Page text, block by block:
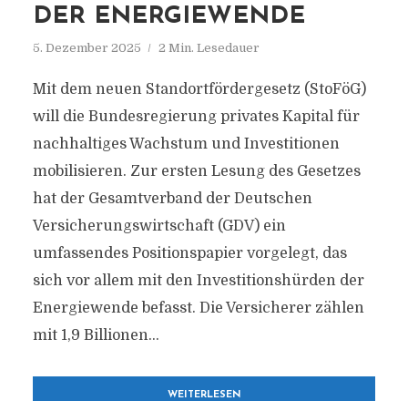
DER ENERGIEWENDE
5. Dezember 2025 2 Min. Lesedauer
Mit dem neuen Standortfördergesetz (StoFöG)
will die Bundesregierung privates Kapital für
nachhaltiges Wachstum und Investitionen
mobilisieren. Zur ersten Lesung des Gesetzes
hat der Gesamtverband der Deutschen
Versicherungswirtschaft (GDV) ein
umfassendes Positionspapier vorgelegt, das
sich vor allem mit den Investitionshürden der
Energiewende befasst. Die Versicherer zählen
mit 1,9 Billionen...
WEITERLESEN